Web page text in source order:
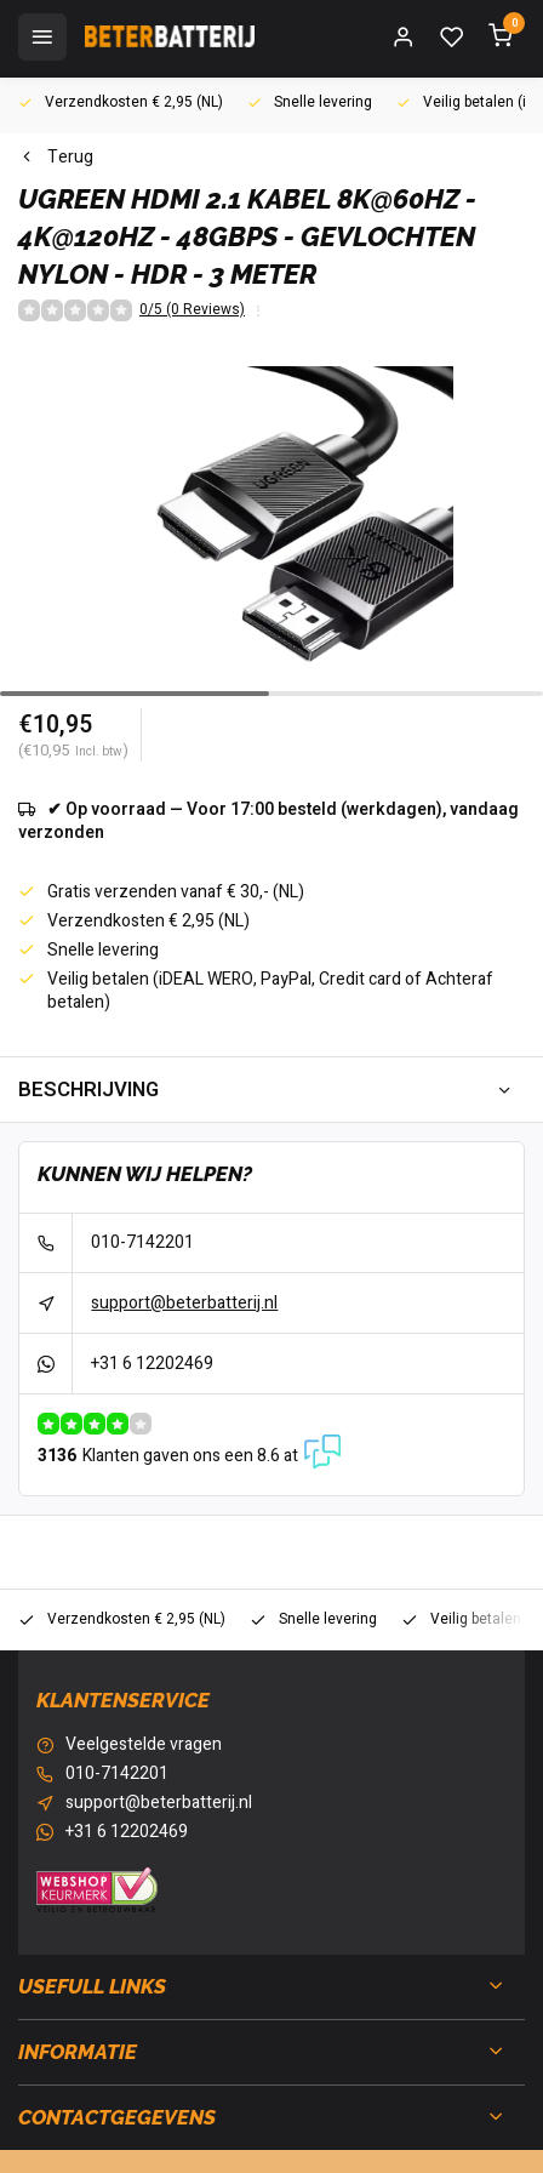
0
Verzendkosten € 2,95 (NL) Snelle levering Veilig betalen
Terug
UGREENHDMI 2.1 KABEL 8K@60HZ -
4K@120HZ - 48GBPS - GEVLOCHTEN
NYLON - HDR - 3 METER
0/5 (0 Reviews)
€10,95
(€10,95 Incl. btw)
✔ Op voorraad — Voor 17:00 besteld (werkdagen), vandaag
verzonden
Gratis verzenden vanaf € 30,- (NL)
Verzendkosten € 2,95 (NL)
Snelle levering
Veilig betalen (iDEAL WERO, PayPal, Credit card of Achteraf
betalen)
BESCHRIJVING
KUNNEN WIJ HELPEN?
010-7142201
support@beterbatterij.nl
+31 6 12202469
3136 Klanten gaven ons een 8.6 at
Verzendkosten € 2,95 (NL) Snelle levering Veilig betalen
KLANTENSERVICE
Veelgestelde vragen
010-7142201
support@beterbatterij.nl
+31 6 12202469
USEFULL LINKS
INFORMATIE
CONTACTGEGEVENS